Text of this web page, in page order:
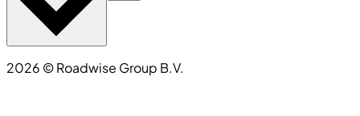
2026 ©Roadwise Group B.V.